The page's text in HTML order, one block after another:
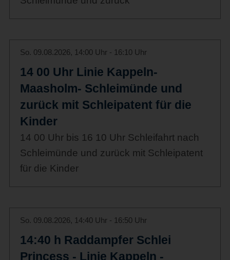
So. 09.08.2026, 14:00 Uhr - 16:10 Uhr
14 00 Uhr Linie Kappeln-
Maasholm- Schleimünde und
zurück mit Schleipatent für die
Kinder
14 00 Uhr bis 16 10 Uhr Schleifahrt nach
Schleimünde und zurück mit Schleipatent
für die Kinder
So. 09.08.2026, 14:40 Uhr - 16:50 Uhr
14:40 h Raddampfer Schlei
Princess - Linie Kappeln -